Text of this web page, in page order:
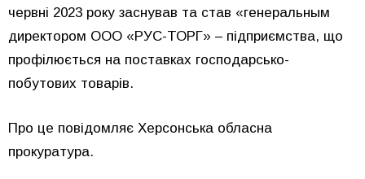
червні 2023 року заснував та став «генеральным
директором ООО «РУС-ТОРГ» – підприємства, що
профілюється на поставках господарсько-
побутових товарів.
Про це повідомляє Херсонська обласна
прокуратура.